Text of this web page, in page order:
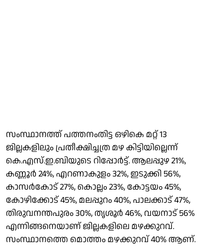
സംസ്ഥാനത്ത് പത്തനംതിട്ട ഒഴികെ മറ്റ് 13
ജില്ലകളിലും പ്രതീക്ഷിച്ചത്ര മഴ കിട്ടിയില്ലെന്ന്
കെ.എസ്.ഇ.ബിയുടെ റിപ്പോര്‍ട്ട്. ആലപ്പുഴ 21%,
കണ്ണൂര്‍ 24%, എറണാകുളം 32%, ഇടുക്കി 56%,
കാസര്‍കോട് 27%, കൊല്ലം 23%, കോട്ടയം 45%,
കോഴിക്കോട് 45%, മലപ്പുറം 40%, പാലക്കാട് 47%,
തിരുവനന്തപുരം 30%, തൃശൂര്‍ 46%, വയനാട് 56%
എന്നിങ്ങനെയാണ് ജില്ലകളിലെ മഴക്കുറവ്.
സംസ്ഥാനത്തെ മൊത്തം മഴക്കുറവ് 40% ആണ്.